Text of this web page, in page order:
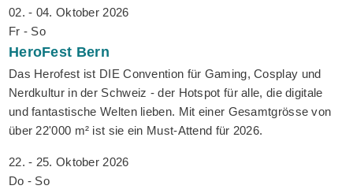
02. - 04. Oktober 2026
Fr - So
HeroFest Bern
Das Herofest ist DIE Convention für Gaming, Cosplay und
Nerdkultur in der Schweiz - der Hotspot für alle, die digitale
und fantastische Welten lieben. Mit einer Gesamtgrösse von
über 22'000 m² ist sie ein Must-Attend für 2026.
22. - 25. Oktober 2026
Do - So